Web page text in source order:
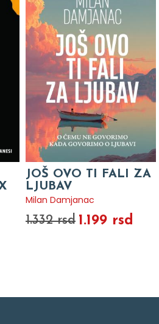
JOŠ OVO TI FALI ZA
LJUBAV
Milan Damjanac
1.332 rsd 1.199 rsd